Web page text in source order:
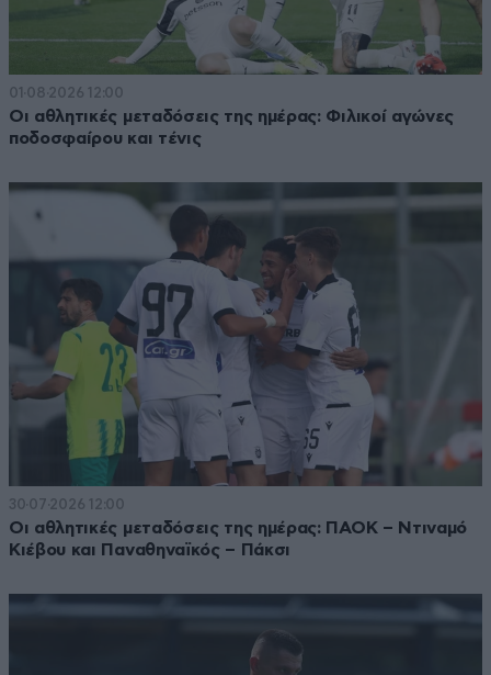
01·08·2026 12:00
Οι αθλητικές μεταδόσεις της ημέρας: Φιλικοί αγώνες
ποδοσφαίρου και τένις
30·07·2026 12:00
Οι αθλητικές μεταδόσεις της ημέρας: ΠΑΟΚ – Ντιναμό
Κιέβου και Παναθηναϊκός – Πάκσι